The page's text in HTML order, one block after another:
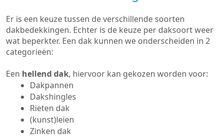
Er is een keuze tussen de verschillende soorten
dakbedekkingen. Echter is de keuze per daksoort weer
wat beperkter. Een dak kunnen we onderscheiden in 2
categorieën:
Een hellend dak, hiervoor kan gekozen worden voor:
Dakpannen
Dakshingles
Rieten dak
(kunst)leien
Zinken dak